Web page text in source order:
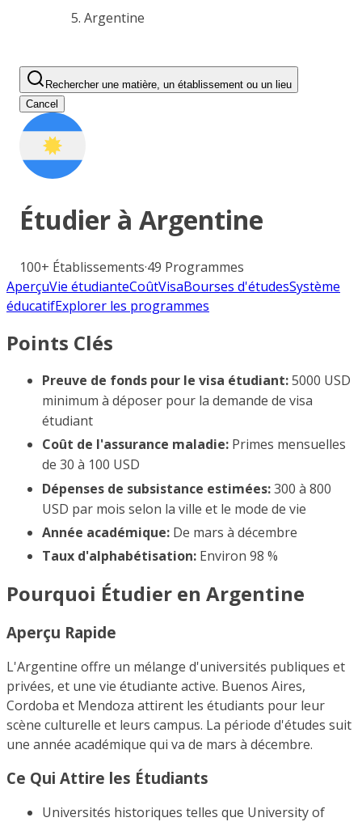
Argentine
Rechercher une matière, un établissement ou un lieu
Cancel
Étudier à Argentine
100+ Établissements·49 Programmes
AperçuVie étudianteCoûtVisaBourses d'étudesSystème
éducatifExplorer les programmes
Points Clés
Preuve de fonds pour le visa étudiant:5000 USD
minimum à déposer pour la demande de visa
étudiant
Coût de l'assurance maladie: Primes mensuelles
de 30 à 100 USD
Dépenses de subsistance estimées:300 à 800
USD par mois selon la ville et le mode de vie
Année académique: De mars à décembre
Taux d'alphabétisation: Environ 98 %
Pourquoi Étudier en Argentine
Aperçu Rapide
L'Argentine offre un mélange d'universités publiques et
privées, et une vie étudiante active. Buenos Aires,
Cordoba et Mendoza attirent les étudiants pour leur
scène culturelle et leurs campus. La période d'études suit
une année académique qui va de mars à décembre.
Ce Qui Attire les Étudiants
Universités historiques telles que University of